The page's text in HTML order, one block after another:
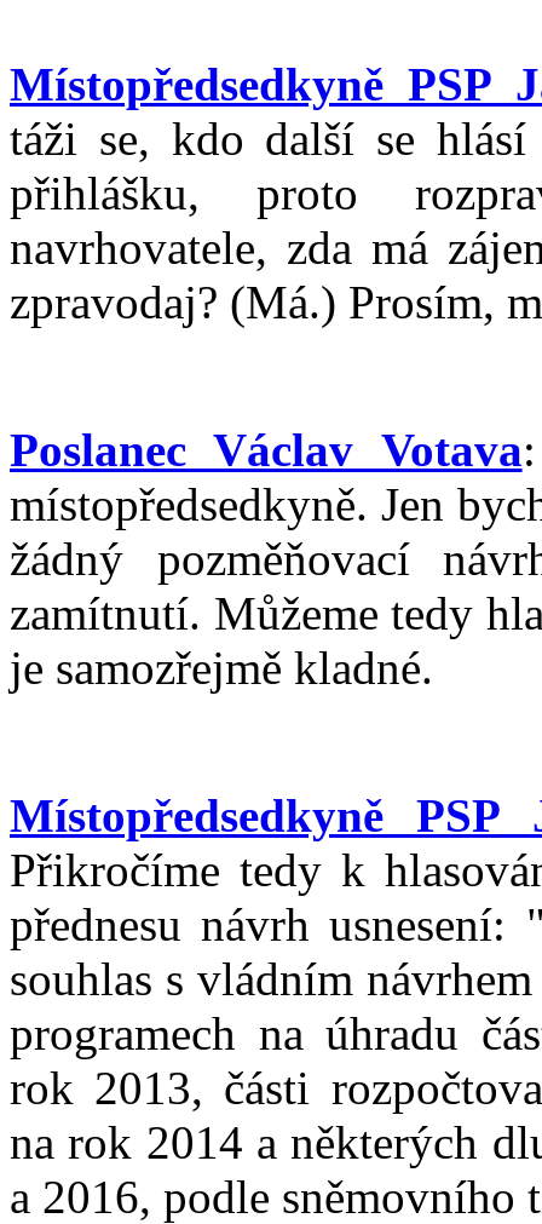
Místopředsedkyně PSP
táži se, kdo další se
přihlášku, proto
navrhovatele, zda má
zpravodaj? (Má.) Prosím,
Poslanec Václav Votava
místopředsedkyně. Jen
žádný pozměňovací
zamítnutí. Můžeme tedy
je samozřejmě kladné.
Místopředsedkyně PSP
Přikročíme tedy k
přednesu návrh usnesení:
souhlas s vládním
programech na úhradu
rok 2013, části
na rok 2014 a některých
a 2016, podle sněmovního